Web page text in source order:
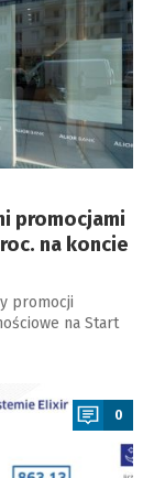
promocjami
na koncie
promocji
na Start
0